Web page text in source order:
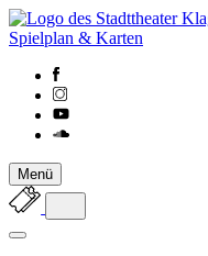
Spielplan & Karten
Menü